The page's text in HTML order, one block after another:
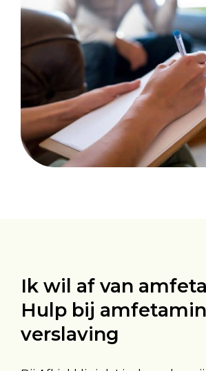
Ik wil af van
Hulp bij
verslaving